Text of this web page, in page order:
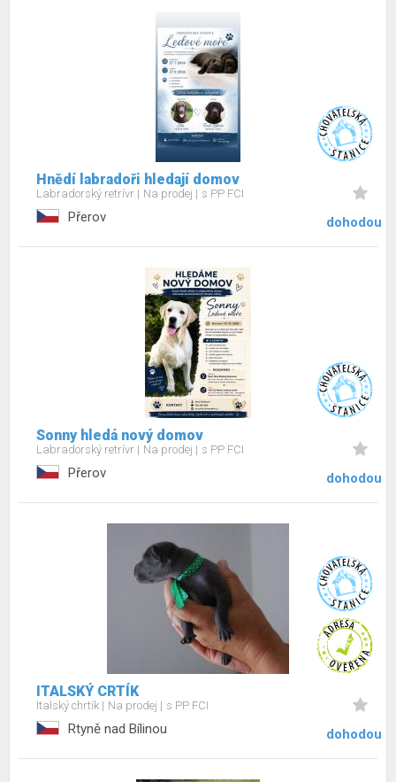
Hnědí labradoři hledají domov
Labradorský retrívr Na prodej s PP FCI
Přerov dohodou
Sonny hledá nový domov
Labradorský retrívr Na prodej s PP FCI
Přerov dohodou
ITALSKÝ CRTÍK
Italský chrtík Na prodej s PP FCI
Rtyně nad Bílinou dohodou